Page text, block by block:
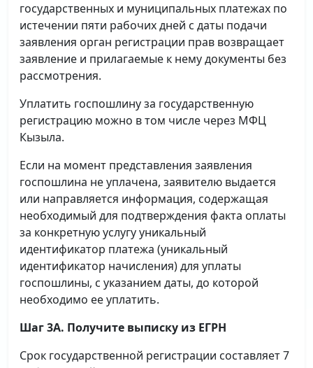
государственных и муниципальных платежах по
истечении пяти рабочих дней с даты подачи
заявления орган регистрации прав возвращает
заявление и прилагаемые к нему документы без
рассмотрения.
Уплатить госпошлину за государственную
регистрацию можно в том числе через МФЦ
Кызыла.
Если на момент представления заявления
госпошлина не уплачена, заявителю выдается
или направляется информация, содержащая
необходимый для подтверждения факта оплаты
за конкретную услугу уникальный
идентификатор платежа (уникальный
идентификатор начисления) для уплаты
госпошлины, с указанием даты, до которой
необходимо ее уплатить.
Шаг 3А. Получите выписку из ЕГРН
Срок государственной регистрации составляет 7